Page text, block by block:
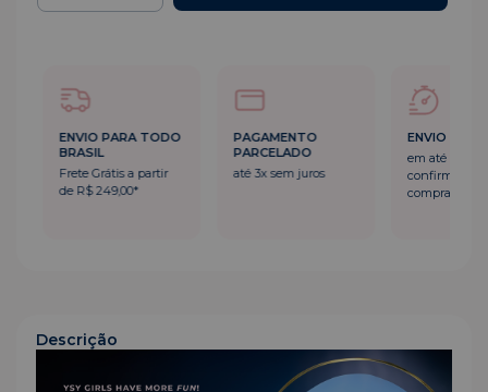
ENVIO PARA TODO
BRASIL
Frete Grátis a partir
de R$ 249,00*
PAGAMENTO
PARCELADO
até 3x sem juros
ENVIO
em até 24h
confirmação
compra
Descrição